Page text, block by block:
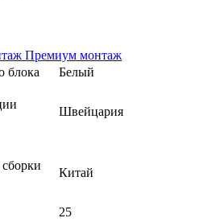
Премиум монтаж
блока
Белый
Швейцария
Китай
25